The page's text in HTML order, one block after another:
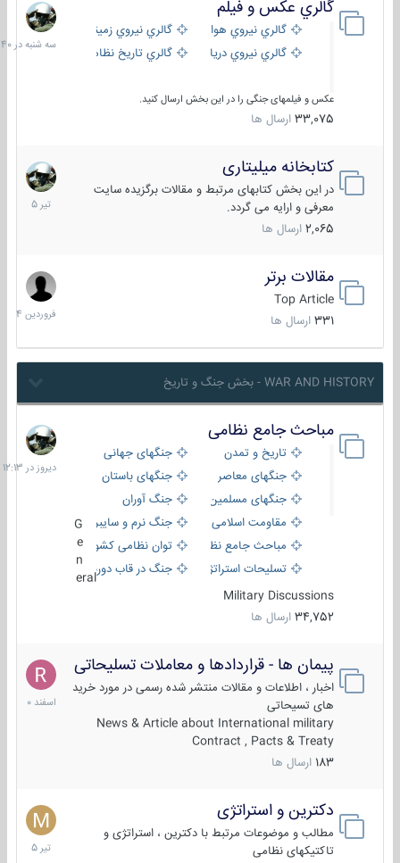
گالري عكس و فيلم
گالري نيروي هوايي
گالري نيروي زميني
گالري نيروي دريايي
گالري تاریخ نظامی
عکس و فیلمهای جنگی را در این بخش ارسال کنید.
33,075 ارسال ها
سه
شنبه
در
کتابخانه میلیتاری
در این بخش کتابهای مرتبط و مقالات برگزیده سایت
معرفی و ارایه می گردد.
2,065 ارسال ها
16
تیر
1405
مقالات برتر
Top Article
331 ارسال ها
29
فروردین
1404
WAR AND HISTORY - بخش جنگ و تاریخ
مباحث جامع نظامی
تاریخ و تمدن
جنگهای جهانی
جنگهای معاصر
جنگهای باستان
جنگهای مسلمین
جنگ آوران
مقاومت اسلامی
جنگ نرم و سایبری
مباحث جامع نظامی
توان نظامی کشورها
تسلیحات استراتژیک
جنگ در قاب دوربین
eral
Military Discussions
34,752 ارسال ها
دیروز
در
12:13
پیمان ها - قراردادها و معاملات تسلیحاتی
اخبار ، اطلاعات و مقالات منتشر شده رسمی در مورد خرید
های تسیحاتی
News & Article about International military
Contract , Pacts & Treaty
183 ارسال ها
7
اسفند
1400
دکترین و استراتژی
مطالب و موضوعات مرتبط با دکترین ، استراتژی و
تاکتیکهای نظامی
27
تیر
1405